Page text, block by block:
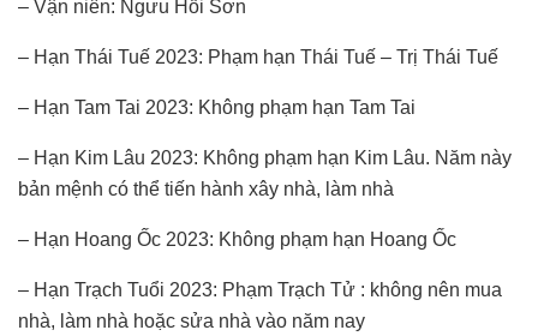
– Vận niên: Ngưu Hồi Sơn
– Hạn Thái Tuế 2023: Phạm hạn Thái Tuế – Trị Thái Tuế
– Hạn Tam Tai 2023: Không phạm hạn Tam Tai
– Hạn Kim Lâu 2023: Không phạm hạn Kim Lâu. Năm này
bản mệnh có thể tiến hành xây nhà, làm nhà
– Hạn Hoang Ốc 2023: Không phạm hạn Hoang Ốc
– Hạn Trạch Tuổi 2023: Phạm Trạch Tử : không nên mua
nhà, làm nhà hoặc sửa nhà vào năm nay